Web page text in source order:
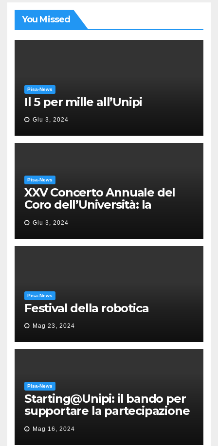
You Missed
Pisa-News
Il 5 per mille all’Unipi
Giu 3, 2024
Pisa-News
XXV Concerto Annuale del
Coro dell’Università: la
“Messa in gloria” di Giacomo
Puccini
Giu 3, 2024
Pisa-News
Festival della robotica
Mag 23, 2024
Pisa-News
Starting@Unipi: il bando per
supportare la partecipazione
all’ERC Starting Grant
Mag 16, 2024